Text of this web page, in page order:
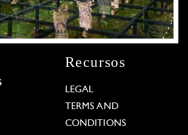
Recursos
LEGAL
TERMS AND
CONDITIONS